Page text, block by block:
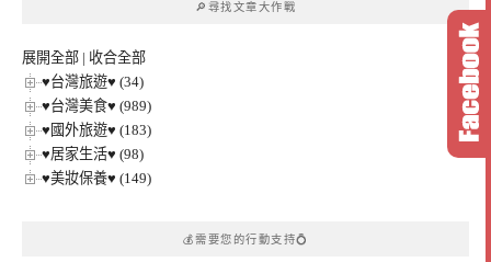
🔎尋找文章大作戰
展開全部 | 收合全部
♥台灣旅遊♥ (34)
♥台灣美食♥ (989)
♥國外旅遊♥ (183)
♥居家生活♥ (98)
♥美妝保養♥ (149)
💰需要您的行動支持💍